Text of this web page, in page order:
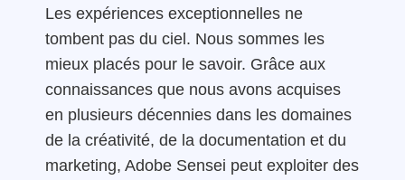
Les expériences exceptionnelles ne
tombent pas du ciel. Nous sommes les
mieux placés pour le savoir. Grâce aux
connaissances que nous avons acquises
en plusieurs décennies dans les domaines
de la créativité, de la documentation et du
marketing, Adobe Sensei peut exploiter des